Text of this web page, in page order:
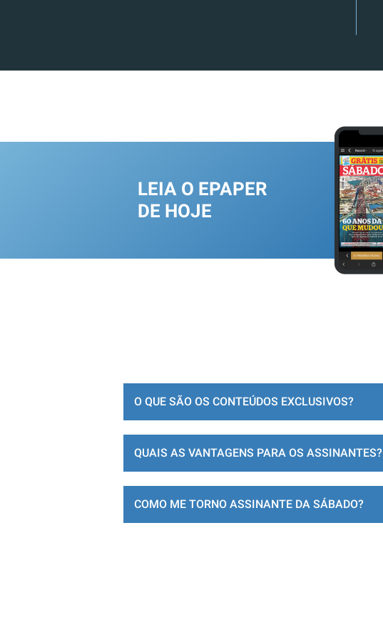
LEIA O EPAPER
DE HOJE
O QUE SÃO OS CONTEÚDOS EXCLUSIVOS?
QUAIS AS VANTAGENS PARA OS ASSINANTES?
COMO ME TORNO ASSINANTE DA SÁBADO?